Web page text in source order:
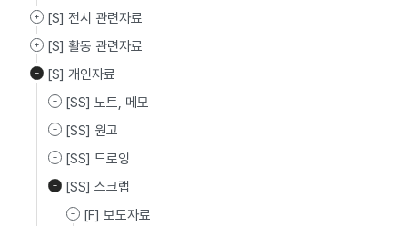
[S] 전시 관련자료
[S] 활동 관련자료
[S] 개인자료
[SS] 노트, 메모
[SS] 원고
[SS] 드로잉
[SS] 스크랩
[F] 보도자료